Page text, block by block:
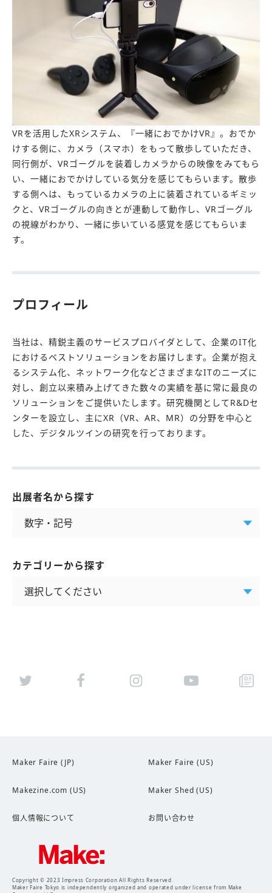
VRを活用したXRシステム、『一緒におでかけVR』。おでか
けする側に、カメラ（スマホ）をもって散歩していただき、
同行側が、VRゴーグルを装着しカメラからの映像をみてもら
い、一緒におでかけしている気分を感じてもらいます。散歩
する側へは、もっているカメラの上に装着されているギミッ
クと、VRゴーグルの向きとが連動して動作し、VRゴーグル
の視線がわかり、一緒に歩いている感覚を感じてもらいま
す。
プロフィール
当社は、精鋭主義のサービスプロバイダとして、企業のIT化
におけるベストソリューションをお届けします。企業が抱え
るシステム化、ネットワーク化などさまざまなITのニーズに
対し、創立以来積み上げてきた数々の実績を基に常に最良の
ソリューションをご提供いたします。研究機関としてR&Dセ
ンターを設立し、主にXR（VR、AR、MR）の分野を中心と
した、デジタルツインの研究を行っております。
出展者名から探す
カテゴリーから探す
Maker Faire (JP) Maker Faire (US)
Makezine.com (US) Maker Shed (US)
個人情報について お問い合わせ
Copyright © 2023 Impress Corporation All Rights Reserved.
Maker Faire Tokyo is independently organized and operated under license from Make